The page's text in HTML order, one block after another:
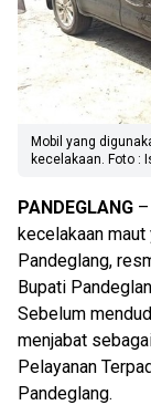
Mobil yang
kecelakaan. Foto :
PANDEGLANG
kecelakaan
Pandeglang,
Bupati
Sebelum
menjabat
Pelayanan
Pandeglang.